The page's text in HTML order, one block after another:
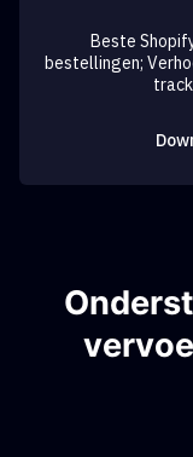
Beste
bestellingen;